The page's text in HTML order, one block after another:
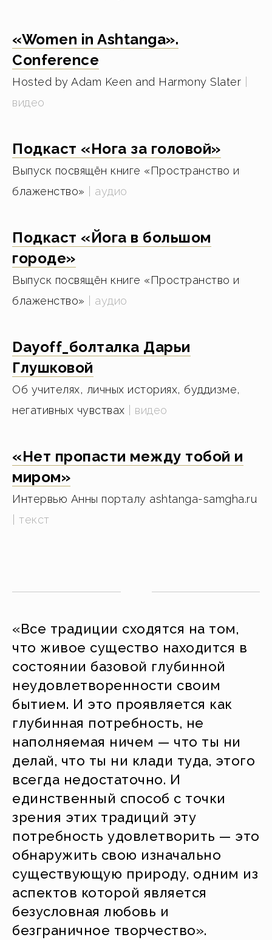
«Women in Ashtanga».
Conference
Hosted by Adam Keen and Harmony Slater
видео
Подкаст «Нога за головой»
Выпуск посвящён книге «Пространство и
блаженство» | аудио
Подкаст «Йога в большом
городе»
Выпуск посвящён книге «Пространство и
блаженство» | аудио
Dayoff_болталка Дарьи
Глушковой
Об учителях, личных историях, буддизме,
негативных чувствах
видео
«Нет пропасти между тобой и
миром»
Интервью Анны порталу ashtanga-samgha.ru
текст
«Все традиции сходятся на том,
что живое существо находится в
состоянии базовой глубинной
неудовлетворенности своим
бытием. И это проявляется как
глубинная потребность, не
наполняемая ничем — что ты ни
делай, что ты ни клади туда, этого
всегда недостаточно. И
единственный способ с точки
зрения этих традиций эту
потребность удовлетворить — это
обнаружить свою изначально
существующую природу, одним из
аспектов которой является
безусловная любовь и
безграничное творчество».